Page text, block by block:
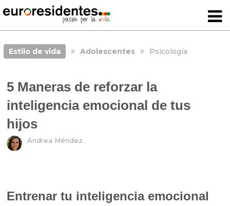
Estilo de vida Adolescentes Psicología
5 Maneras de reforzar la
inteligencia emocional de tus
hijos
Andrea Méndez
Entrenar tu inteligencia emocional